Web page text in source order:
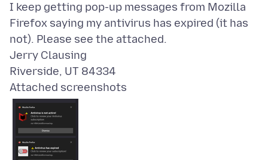
I keep getting pop-up messages from Mozilla
Firefox saying my antivirus has expired (it has
not). Please see the attached.
Jerry Clausing
Attached screenshots